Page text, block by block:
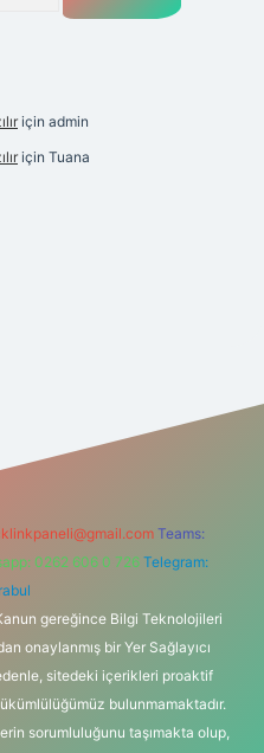
için admin
için Tuana
Teams:
0262 606 0 726 Telegram:
gereğince Bilgi Teknolojileri
onaylanmış bir Yer Sağlayıcı
sitedeki içerikleri proaktif
bulunmamaktadır.
sorumluluğunu taşımakta olup,